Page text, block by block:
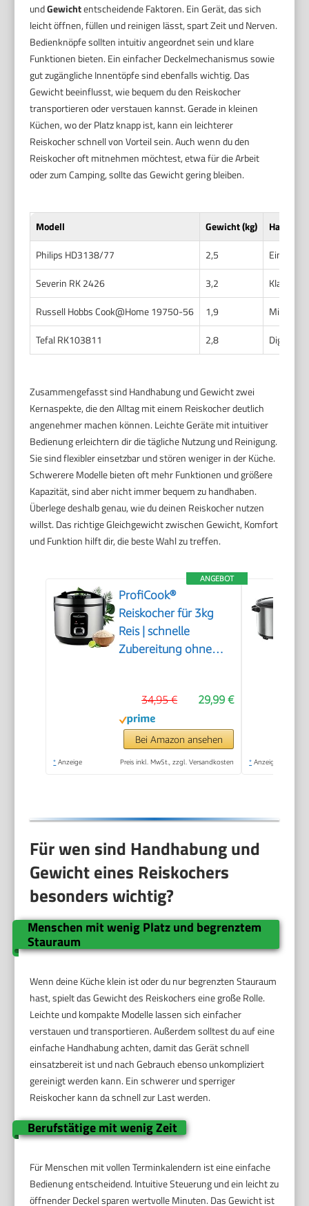
undGewichtentscheidende Faktoren. Ein Gerät, das sich
leicht öffnen, füllen und reinigen lässt, spart Zeit und Nerven.
Bedienknöpfe sollten intuitiv angeordnet sein und klare
Funktionen bieten. Ein einfacher Deckelmechanismus sowie
gut zugängliche Innentöpfe sind ebenfalls wichtig. Das
Gewicht beeinflusst, wie bequem du den Reiskocher
transportieren oder verstauen kannst. Gerade in kleinen
Küchen, wo der Platz knapp ist, kann ein leichterer
Reiskocher schnell von Vorteil sein. Auch wenn du den
Reiskocher oft mitnehmen möchtest, etwa für die Arbeit
oder zum Camping, sollte das Gewicht gering bleiben.
Modell Gewicht (kg)
Philips HD3138/77
2,5
Severin RK 2426
3,2
Klare
Russell Hobbs Cook@Home 19750-56
1,9
Tefal RK103811
2,8 Digitales
Zusammengefasst sind Handhabung und Gewicht zwei
Kernaspekte, die den Alltag mit einem Reiskocher deutlich
angenehmer machen können. Leichte Geräte mit intuitiver
Bedienung erleichtern dir die tägliche Nutzung und Reinigung.
Sie sind flexibler einsetzbar und stören weniger in der Küche.
Schwerere Modelle bieten oft mehr Funktionen und größere
Kapazität, sind aber nicht immer bequem zu handhaben.
Überlege deshalb genau, wie du deinen Reiskocher nutzen
willst. Das richtige Gleichgewicht zwischen Gewicht, Komfort
und Funktion hilft dir, die beste Wahl zu treffen.
ANGEBOT
ProfiCook®
Reiskocher für 3kg
Reis | schnelle
Zubereitung ohne
inkl. Messbecher &
Reislöffel | Rice
Cooker mit Antihaft |
Reiskocher mit
29,99 €
34,95 €
Bei Amazon ansehen
* Anzeige Preis inkl. MwSt., zzgl. Versandkosten * Anzeige
Für wen sind Handhabung und
Gewicht eines Reiskochers
besonders wichtig?
Menschen mit wenig Platz und begrenztem
Stauraum
Wenn deine Küche klein ist oder du nur begrenzten Stauraum
hast, spielt das Gewicht des Reiskochers eine große Rolle.
Leichte und kompakte Modelle lassen sich einfacher
verstauen und transportieren. Außerdem solltest du auf eine
einfache Handhabung achten, damit das Gerät schnell
einsatzbereit ist und nach Gebrauch ebenso unkompliziert
gereinigt werden kann. Ein schwerer und sperriger
Reiskocher kann da schnell zur Last werden.
Berufstätige mit wenig Zeit
Für Menschen mit vollen Terminkalendern ist eine einfache
Bedienung entscheidend. Intuitive Steuerung und ein leicht zu
öffnender Deckel sparen wertvolle Minuten. Das Gewicht ist